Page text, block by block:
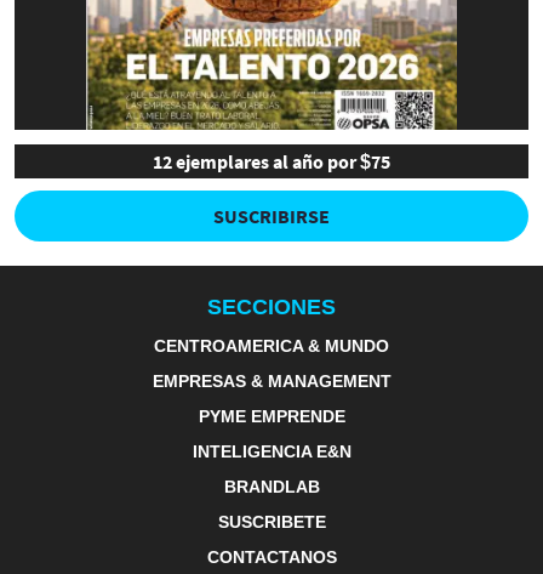
12 ejemplares al año por $75
SUSCRIBIRSE
SECCIONES
CENTROAMERICA & MUNDO
EMPRESAS & MANAGEMENT
PYME EMPRENDE
INTELIGENCIA E&N
BRANDLAB
SUSCRIBETE
CONTACTANOS